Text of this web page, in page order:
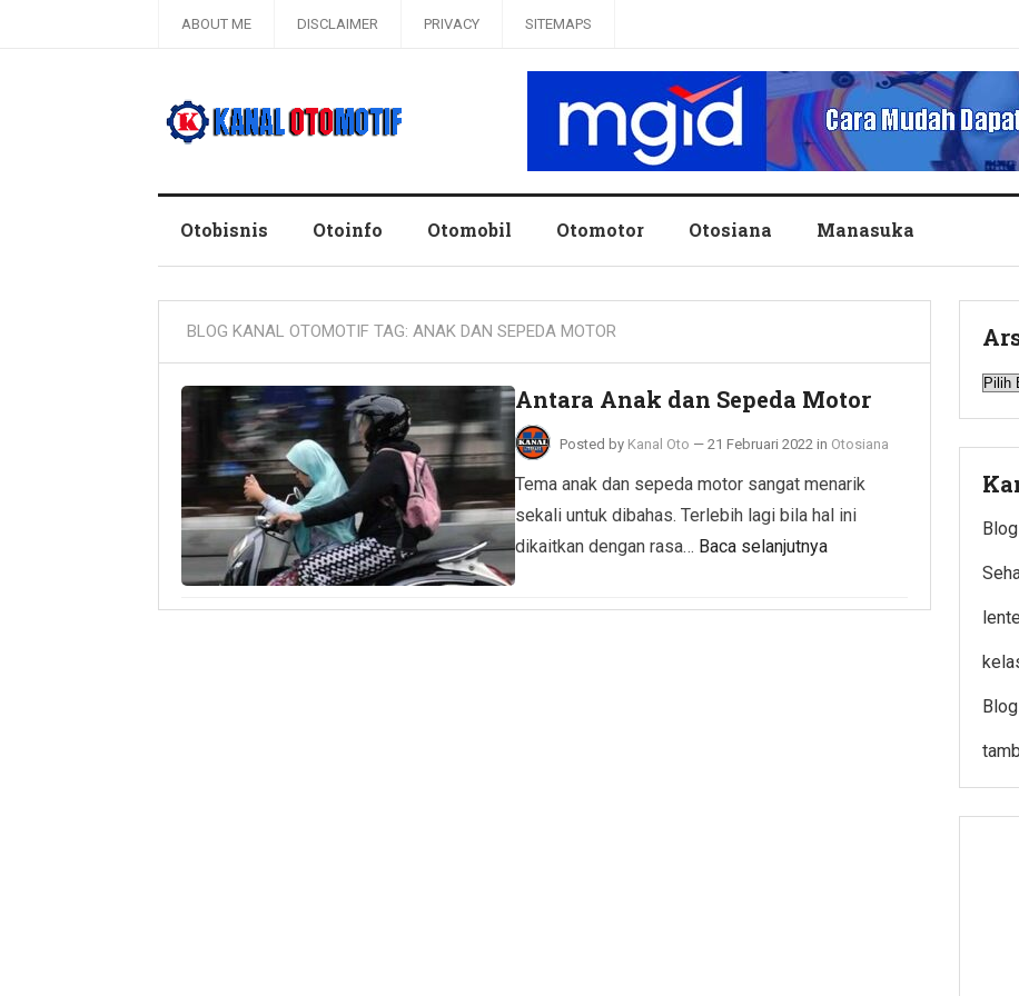
ABOUT ME DISCLAIMER PRIVACY SITEMAPS
Otobisnis Otoinfo Otomobil Otomotor Otosiana Manasuka
BLOG KANAL OTOMOTIF TAG: ANAK DAN SEPEDA MOTOR
Antara Anak dan Sepeda Motor
Posted by Kanal Oto — 21 Februari 2022 in Otosiana
Tema anak dan sepeda motor sangat menarik
sekali untuk dibahas. Terlebih lagi bila hal ini
dikaitkan dengan rasa… Baca selanjutnya